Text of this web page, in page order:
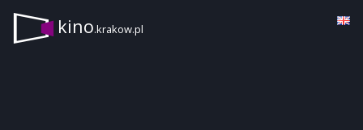
kino.krakow.pl